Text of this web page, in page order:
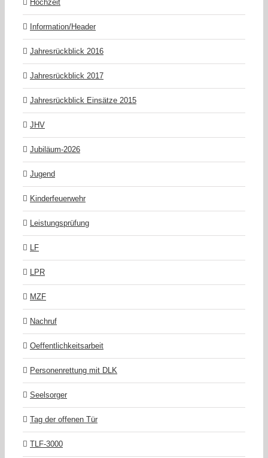
Hochzeit
Information/Header
Jahresrückblick 2016
Jahresrückblick 2017
Jahresrückblick Einsätze 2015
JHV
Jubiläum-2026
Jugend
Kinderfeuerwehr
Leistungsprüfung
LF
LPR
MZF
Nachruf
Oeffentlichkeitsarbeit
Personenrettung mit DLK
Seelsorger
Tag der offenen Tür
TLF-3000